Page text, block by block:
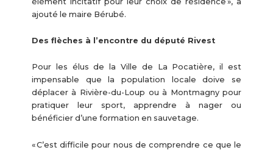
ajouté le maire Bérubé.
Des flèches à l’encontre du député Rivest
Pour les élus de la Ville de La Pocatière, il est
impensable que la population locale doive se
déplacer à Rivière-du-Loup ou à Montmagny pour
pratiquer leur sport, apprendre à nager ou
bénéficier d’une formation en sauvetage.
« C’est difficile pour nous de comprendre ce que le